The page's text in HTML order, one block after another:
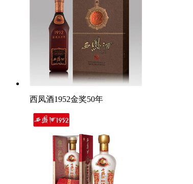
西凤酒1952金奖50年